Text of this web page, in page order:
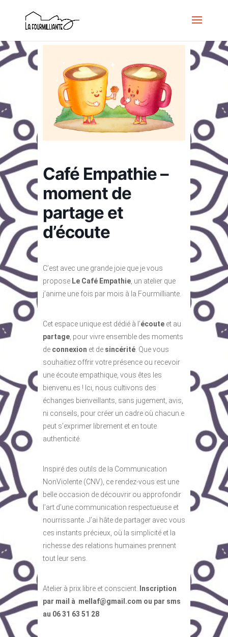
Café Empathie –
moment de
partage et
d’écoute
C’est avec une grande joie que je vous
propose Le Café Empathie , un atelier que
j’anime une fois par mois à la Fourmilliante.
Cet espace unique est dédié à l’écoute et au
partage , pour vivre ensemble des moments
de connexion et de sincérité . Que vous
souhaitiez offrir votre présence ou recevoir
une écoute empathique, vous êtes les
bienvenu.es ! Ici, nous cultivons des
échanges bienveillants, sans jugement, avis,
ni conseils, pour créer un cadre où chacun.e
peut s’exprimer librement et en toute
authenticité.
Inspiré des outils de la Communication
NonViolente (CNV), ce rendez-vous est une
belle occasion de découvrir ou approfondir
l’art d’une communication respectueuse et
nourrissante. J’ai hâte de partager avec vous
ces instants précieux, où la simplicité et la
richesse des relations humaines prennent
tout leur sens.
Atelier à prix libre et conscient.
Inscription
par mail à mellaf@gmail.com ou par sms
au 06 31 63 51 28